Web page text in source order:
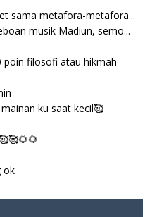
sama metafora-metafora...
musik Madiun, semo...
poin filosofi atau hikmah
ku saat kecil🥰
ok